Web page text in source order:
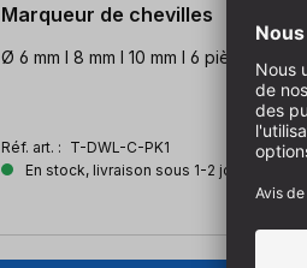
Marqueur de chevilles
Ø 6 mm l 8 mm l 10 mm l 6 pièces
Réf. art. : T-DWL-C-PK1
En stock, livraison sous 1-2 jours ouvrés